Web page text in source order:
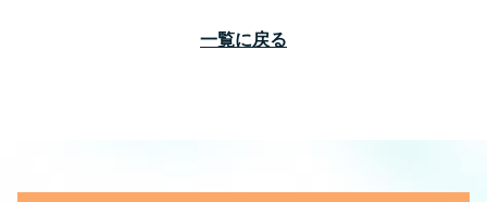
一覧に戻る